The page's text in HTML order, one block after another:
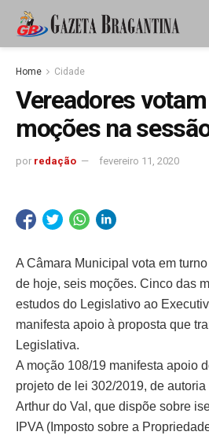
Home Cidade
Vereadores
moções na
por redação fevereiro 11, 2020
A Câmara Municipal vota em
de hoje, seis moções. Cinco das
estudos do Legislativo ao
manifesta apoio à proposta que
Legislativa.
A moção 108/19 manifesta apoio
projeto de lei 302/2019, de
Arthur do Val, que dispõe sobre
IPVA (Imposto sobre a